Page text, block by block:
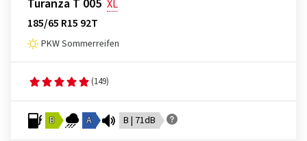
Turanza T 005 XL
185/65 R15 92T
PKW Sommerreifen
(149)
B A B | 71dB